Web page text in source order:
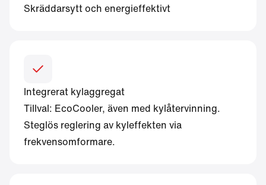
Skräddarsytt och energieffektivt
Integrerat kylaggregat
Tillval: EcoCooler, även med kylåtervinning.
Steglös reglering av kyleffekten via
frekvensomformare.